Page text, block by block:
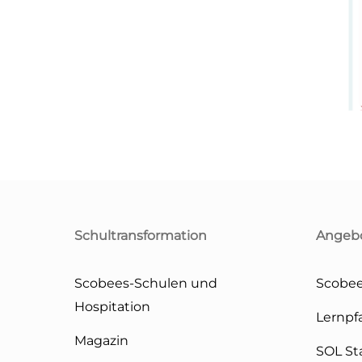
Schultransformation
Scobees-Schulen und
Hospitation
Magazin
SOL